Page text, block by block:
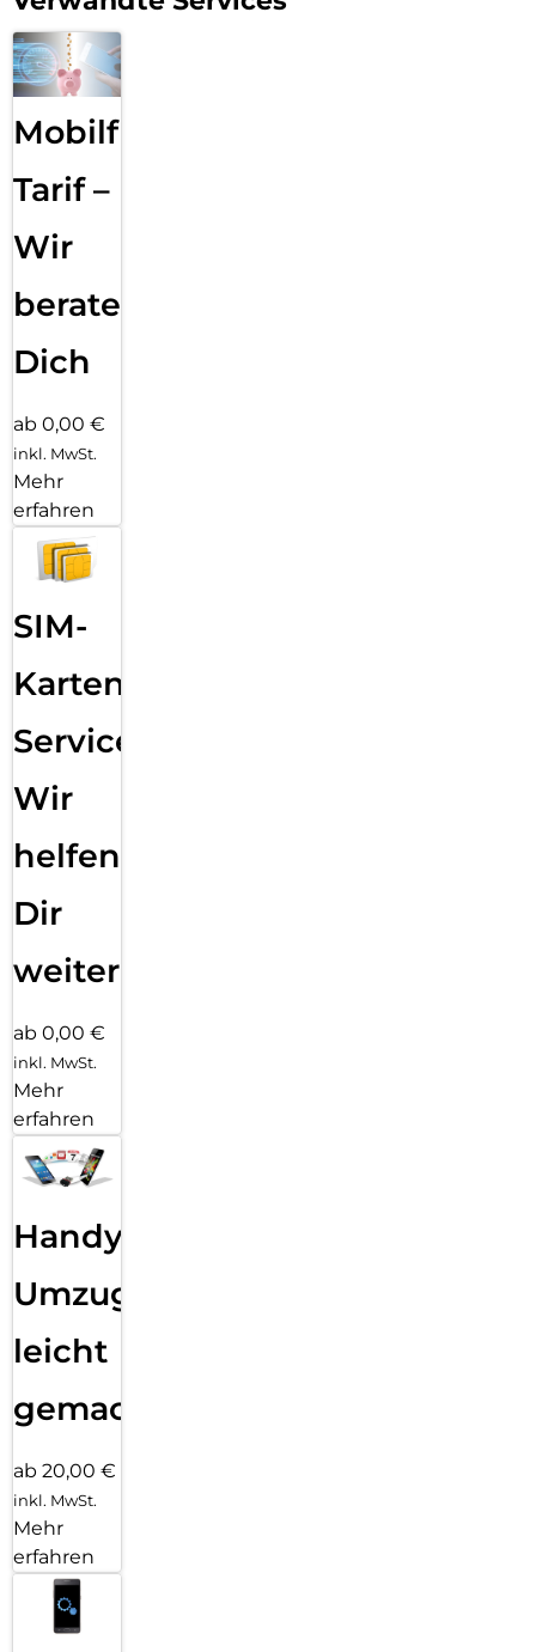
Mobilfunk
Tarif –
Wir
beraten
Dich
ab 0,00 €
inkl. MwSt.
Mehr
erfahren
SIM-
Karten
Service:
Wir
helfen
Dir
weiter
ab 0,00 €
inkl. MwSt.
Mehr
erfahren
Handy
Umzug
leicht
gemacht!
ab 20,00 €
inkl. MwSt.
Mehr
erfahren